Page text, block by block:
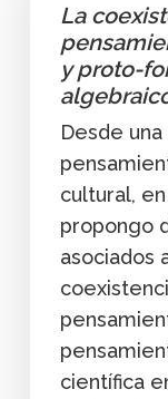
La
y proto-
Desde
cultural,
propongo
asociados
científica